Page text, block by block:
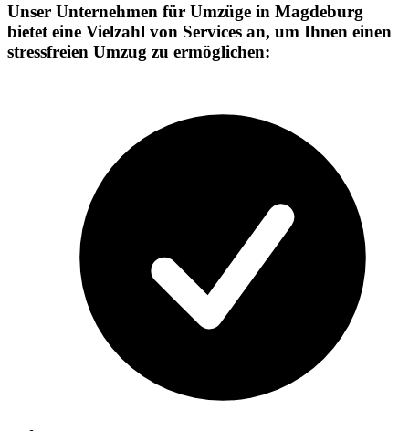
Unser Unternehmen für Umzüge in Magdeburg
bietet eine Vielzahl von Services an, um Ihnen einen
stressfreien Umzug zu ermöglichen: